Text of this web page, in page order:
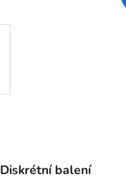
Diskrétní balení